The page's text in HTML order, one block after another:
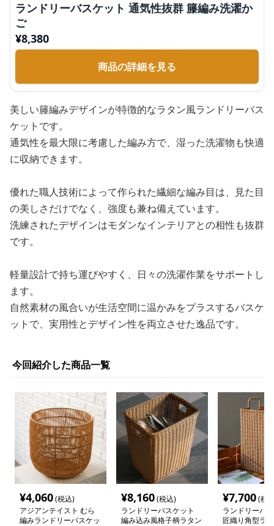
ランドリーバスケット 通気性抜群 籐編み洗濯か
ご
¥8,380
商品の詳細を見る
美しい籐編みデザインが特徴的なラタン風ランドリーバス
ケットです。
通気性を最大限に考慮した編み方で、湿った洗濯物も快適
に収納できます。
優れた職人技術によって作られた繊細な編み目は、見た目
の美しさだけでなく、強度も兼ね備えています。
洗練されたデザインはモダンなインテリアとの相性も抜群
です。
軽量設計で持ち運びやすく、日々の洗濯作業をサポートし
ます。
自然素材の風合いが生活空間に温かみをプラスするバスケ
ットで、実用性とデザイン性を両立させた逸品です。
今回紹介した商品一覧
¥4,060(税込)
アジアンテイスト むら
編みランドリーバスケッ
¥8,160(税込)
ランドリーバスケット
編み込み風格子柄ラタン
¥7,700(税
ランドリーバ
匠織り角型ラ